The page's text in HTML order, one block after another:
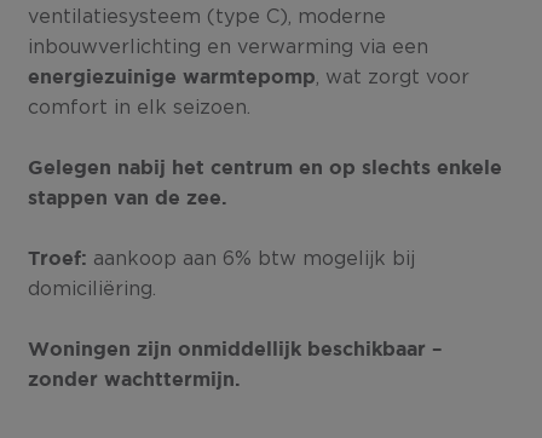
ventilatiesysteem (type C), moderne
inbouwverlichting en verwarming via een
energiezuinige warmtepomp
, wat zorgt voor
comfort in elk seizoen.
Gelegen nabij het centrum en op slechts enkele
stappen van de zee.
Troef: aankoop aan 6% btw mogelijk bij
domiciliëring.
Woningen zijn onmiddellijk beschikbaar –
zonder wachttermijn.